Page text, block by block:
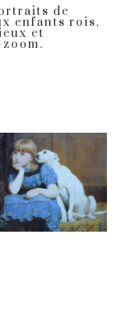
de
enfants rois,
et